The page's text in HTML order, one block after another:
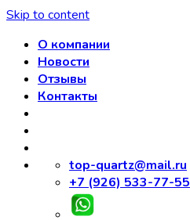
Skip to content
О компании
Новости
Отзывы
Контакты
top-quartz@mail.ru
+7 (926) 533-77-55